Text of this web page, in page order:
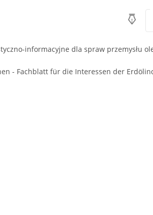
informacyjne dla spraw przemysłu
- Fachblatt für die Interessen der